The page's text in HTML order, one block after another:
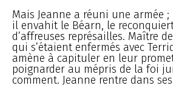
Mais Jeanne a réuni une armée
il envahit le Béarn, le
d’affreuses représailles. Maître
qui s’étaient enfermés avec
amène à capituler en leur
poignarder au mépris de la foi
comment. Jeanne rentre dans